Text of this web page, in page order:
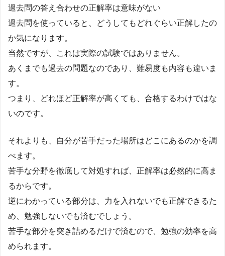
過去問の答え合わせの正解率は意味がない
過去問を使っていると、どうしてもどれぐらい正解したの
か気になります。
当然ですが、これは実際の試験ではありません。
あくまでも過去の問題なのであり、難易度も内容も違いま
す。
つまり、どれほど正解率が高くても、合格するわけではな
いのです。
それよりも、自分が苦手だった場所はどこにあるのかを調
べます。
苦手な分野を徹底して対処すれば、正解率は必然的に高ま
るからです。
逆にわかっている部分は、力を入れないでも正解できるた
め、勉強しないでも済むでしょう。
苦手な部分を突き詰めるだけで済むので、勉強の効率を高
められます。